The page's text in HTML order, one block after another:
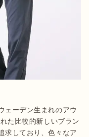
ェーデン生まれのアウ
た比較的新しいブラン
求しており、色々なア